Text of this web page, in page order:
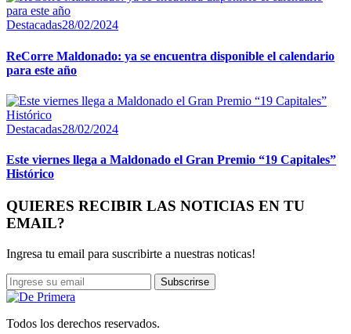
Destacadas28/02/2024
ReCorre Maldonado: ya se encuentra disponible el calendario
para este año
Destacadas28/02/2024
Este viernes llega a Maldonado el Gran Premio “19 Capitales”
Histórico
QUIERES RECIBIR LAS NOTICIAS EN TU
EMAIL?
Ingresa tu email para suscribirte a nuestras noticas!
Subscrirse
Todos los derechos reservados.